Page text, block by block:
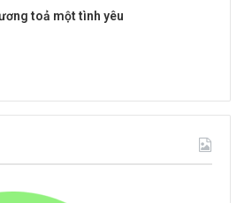
toả một tình yêu